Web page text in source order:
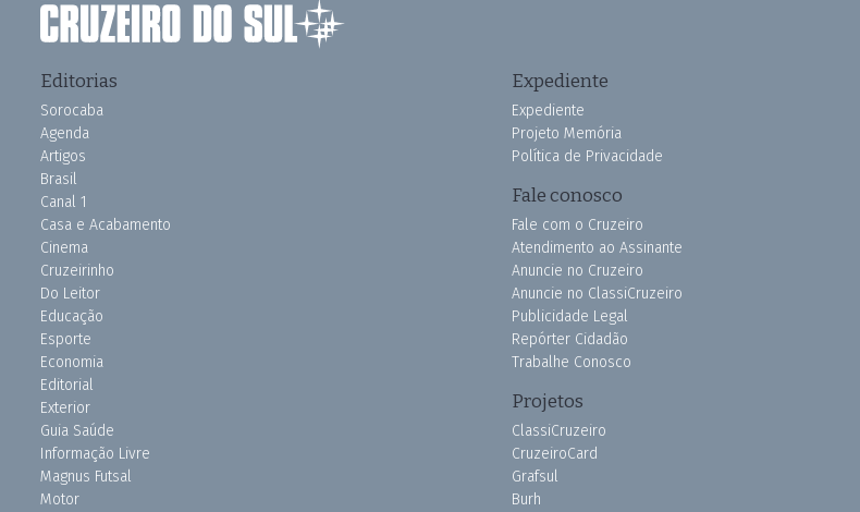
Editorias
Sorocaba
Agenda
Artigos
Brasil
Canal 1
Casa e Acabamento
Cinema
Cruzeirinho
Do Leitor
Educação
Esporte
Economia
Editorial
Exterior
Guia Saúde
Informação Livre
Magnus Futsal
Motor
Expediente
Expediente
Projeto Memória
Política de Privacidade
Fale conosco
Fale com o Cruzeiro
Atendimento ao Assinante
Anuncie no Cruzeiro
Anuncie no ClassiCruzeiro
Publicidade Legal
Repórter Cidadão
Trabalhe Conosco
Projetos
ClassiCruzeiro
CruzeiroCard
Grafsul
Burh